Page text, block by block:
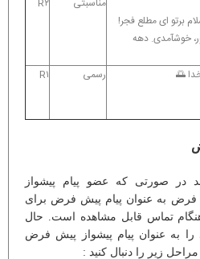
برتو ای مطلع فجر!
خوش‏آمدی. دهه
🌅 رسمی R۱
در صورتی که عضو پیام پیشواز
فرض به عنوان پیام پیش فرض برای
تماس قابل مشاهده است. حال
را به عنوان پیام پیشواز پیش فرض
زیر را دنبال کنید :